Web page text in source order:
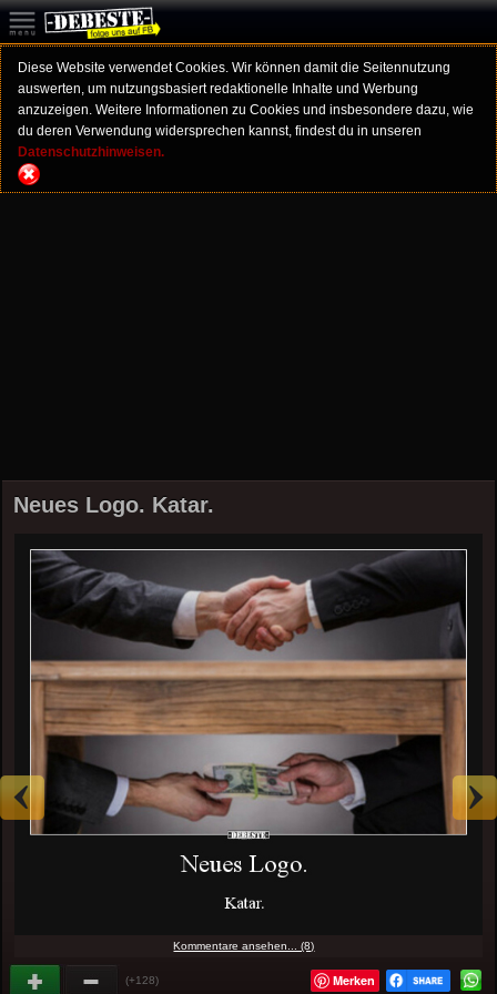
Diese Website verwendet Cookies. Wir können damit die Seitennutzung
auswerten, um nutzungsbasiert redaktionelle Inhalte und Werbung
anzuzeigen. Weitere Informationen zu Cookies und insbesondere dazu, wie
du deren Verwendung widersprechen kannst, findest du in unseren
Datenschutzhinweisen.
Neues Logo. Katar.
Kommentare ansehen... (8)
(+128) Merken